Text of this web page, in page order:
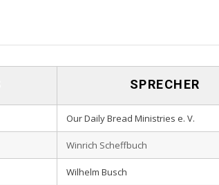
SPRECHER
Our Daily Bread Ministries e. V.
Winrich Scheffbuch
Wilhelm Busch